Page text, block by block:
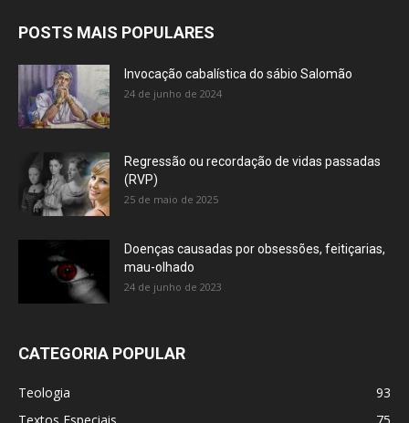
POSTS MAIS POPULARES
Invocação cabalística do sábio Salomão
24 de junho de 2024
Regressão ou recordação de vidas passadas
(RVP)
25 de maio de 2025
Doenças causadas por obsessões, feitiçarias,
mau-olhado
24 de junho de 2023
CATEGORIA POPULAR
Teologia
93